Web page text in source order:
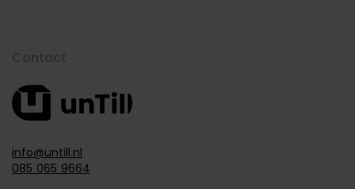
info@untill.nl
085 065 9664